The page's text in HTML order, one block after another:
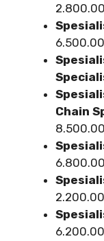
Chain